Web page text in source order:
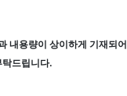
내용량이 상이하게 기재되어
드립니다.